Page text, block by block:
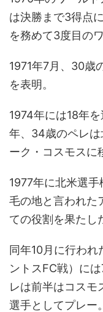
は決勝まで3得点
を務めて3度目の
1971年7月、30歳
を表明。
1974年には18年
年、34歳のペレは
ーク・コスモスに
1977年に北米選
毛の地と言われた
ての役割を果たし
同年10月に行わ
ントスFC戦）に
レは前半はコスモ
選手としてプレー